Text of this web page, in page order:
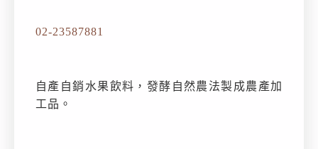
02-23587881
自產自銷水果飲料，發酵自然農法製成農產加
工品。